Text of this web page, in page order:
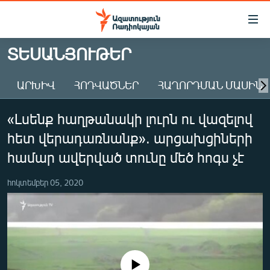
Մատչելիության
Անցնել
հիմնական
Անցնել
հիմնական
մենյուին
Որոնում
ԱԶԱՏՈՒԹՅՈՒՆ TV
ՀԱՅԱՍՏԱՆ
ԸՆՏՐՈՒԹՅՈՒՆՆԵՐ 2026
ԻՐԱՎՈՒՆՔ
ՏՆՏԵՍՈՒԹՅՈՒՆ
ՊԱՏԵՐԱԶՄԻ 6 ՇԱԲԱԹՆԵՐԸ
ՏԵՍԱՆՅՈՒԹԵՐ
ԱՐԽԻՎ ՀՈԴՎԱԾՆԵՐ ՀԱՂՈՐԴՄԱՆ ՄԱՍԻՆ
«Լսենք հաղթանակի լուրն ու վազելով
հետ վերադառնանք». արցախցիների
համար ավերված տունը մեծ հոգս չէ
հոկտեմբեր 05, 2020
No media source currently available